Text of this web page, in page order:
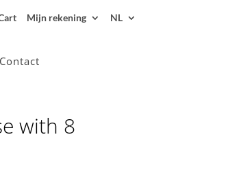
Mijn rekening NL
Contact
with 8